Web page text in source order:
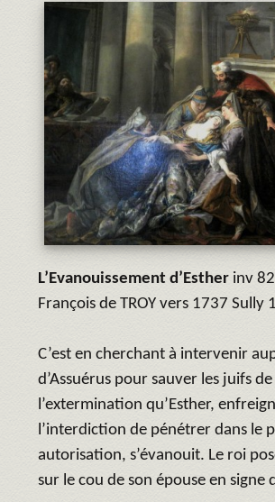
L’Evanouissement d’Esther inv
François de TROY vers 1737 Sully 1
C’est en cherchant à intervenir
d’Assuérus pour sauver les juifs de
l’extermination qu’Esther,
l’interdiction de pénétrer dans le
autorisation, s’évanouit. Le roi
sur le cou de son épouse en signe